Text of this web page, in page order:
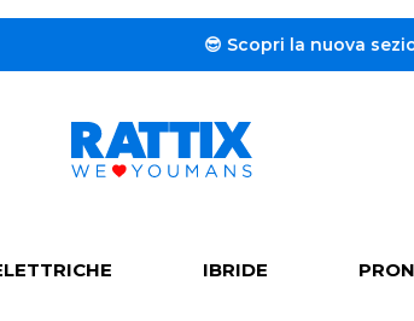
😎 Scopri la nuova sezione
IBRIDE